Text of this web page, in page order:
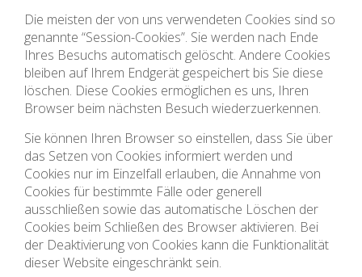
Die meisten der von uns verwendeten Cookies sind so
genannte “Session-Cookies”. Sie werden nach Ende
Ihres Besuchs automatisch gelöscht. Andere Cookies
bleiben auf Ihrem Endgerät gespeichert bis Sie diese
löschen. Diese Cookies ermöglichen es uns, Ihren
Browser beim nächsten Besuch wiederzuerkennen.
Sie können Ihren Browser so einstellen, dass Sie über
das Setzen von Cookies informiert werden und
Cookies nur im Einzelfall erlauben, die Annahme von
Cookies für bestimmte Fälle oder generell
ausschließen sowie das automatische Löschen der
Cookies beim Schließen des Browser aktivieren. Bei
der Deaktivierung von Cookies kann die Funktionalität
dieser Website eingeschränkt sein.